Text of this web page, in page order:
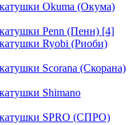
Okuma (Окума)
Penn (Пенн) [4]
Ryobi (Риоби)
Scorana (Скорана)
Shimano
SPRO (СПРО)